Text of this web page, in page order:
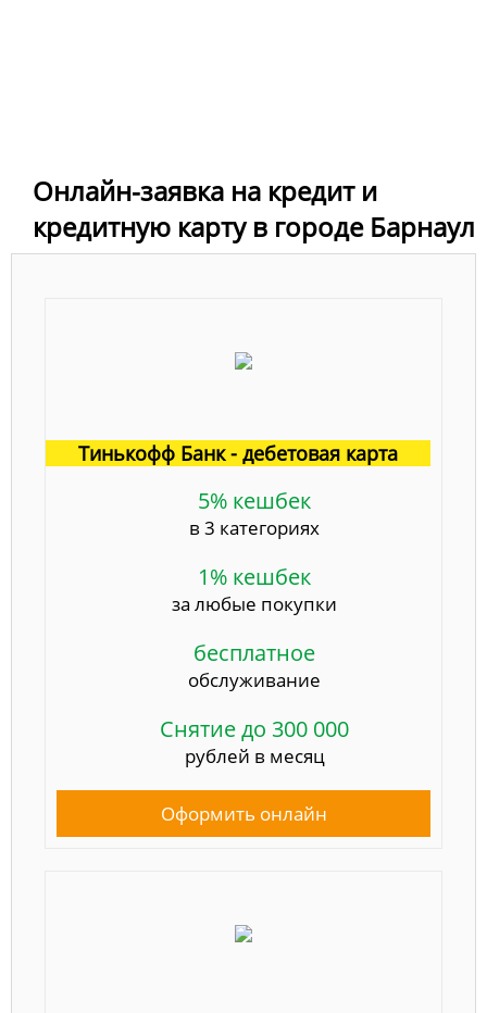
Онлайн-заявка на кредит и
кредитную карту в городе Барнаул
Тинькофф Банк - дебетовая карта
5% кешбек
в 3 категориях
1% кешбек
за любые покупки
бесплатное
обслуживание
Снятие до 300 000
рублей в месяц
Оформить онлайн